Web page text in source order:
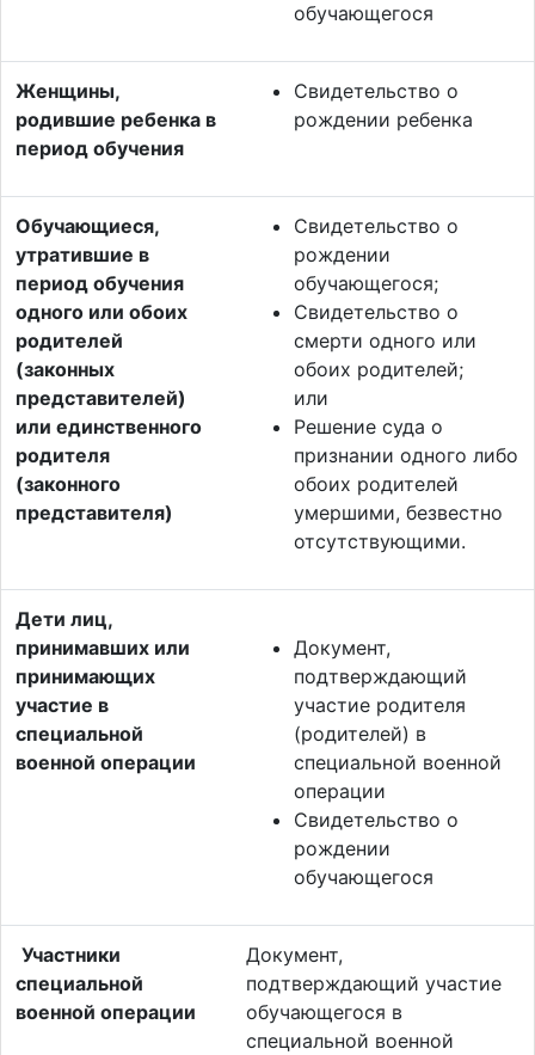
обучающегося
Женщины,
родившие ребенка в
период обучения
Свидетельство о
рождении ребенка
Обучающиеся,
утратившие в
период обучения
одного или обоих
родителей
(законных
представителей)
или единственного
родителя
(законного
представителя)
Свидетельство о
рождении
обучающегося;
Свидетельство о
смерти одного или
обоих родителей;
или
Решение суда о
признании одного либо
обоих родителей
умершими, безвестно
отсутствующими.
Дети лиц,
принимавших или
принимающих
участие в
специальной
военной операции
Документ,
подтверждающий
участие родителя
(родителей) в
специальной военной
операции
Свидетельство о
рождении
обучающегося
Участники
специальной
военной операции
Документ,
подтверждающий участие
обучающегося в
специальной военной